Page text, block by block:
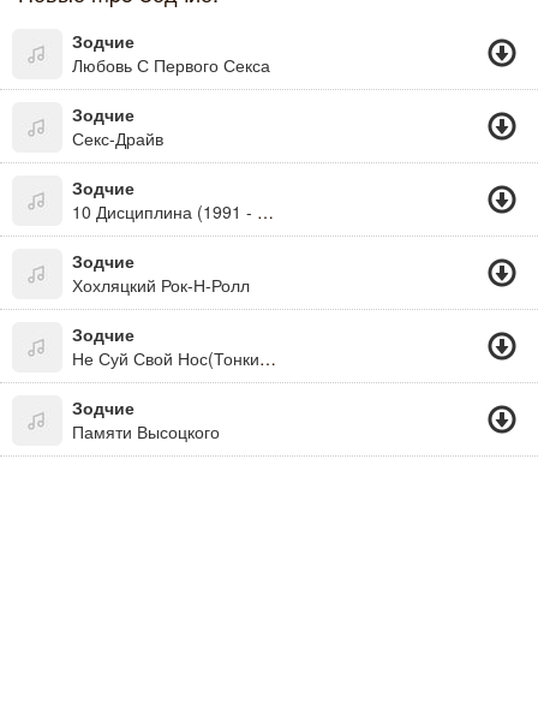
Зодчие
Любовь С Первого Секса
Зодчие
Секс-Драйв
Зодчие
10 Дисциплина (1991 - Наливай!)
Зодчие
Хохляцкий Рок-Н-Ролл
Зодчие
Не Суй Свой Нос(Тонкий Намек)
Зодчие
Памяти Высоцкого